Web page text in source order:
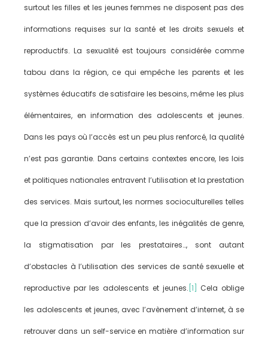
surtout les filles et les jeunes femmes ne disposent pas des
informations requises sur la santé et les droits sexuels et
reproductifs. La sexualité est toujours considérée comme
tabou dans la région, ce qui empêche les parents et les
systèmes éducatifs de satisfaire les besoins, même les plus
élémentaires, en information des adolescents et jeunes.
Dans les pays où l’accès est un peu plus renforcé, la qualité
n’est pas garantie. Dans certains contextes encore, les lois
et politiques nationales entravent l’utilisation et la prestation
des services. Mais surtout, les normes socioculturelles telles
que la pression d’avoir des enfants, les inégalités de genre,
la stigmatisation par les prestataires…, sont autant
d’obstacles à l’utilisation des services de santé sexuelle et
reproductive par les adolescents et jeunes. [1] Cela oblige
les adolescents et jeunes, avec l’avènement d’internet, à se
retrouver dans un self-service en matière d’information sur